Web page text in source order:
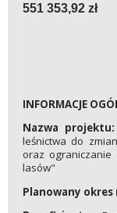
551 353,92 zł
INFORMACJE
Nazwa projektu:
leśnictwa do
oraz ograniczanie
lasów"
Planowany okres